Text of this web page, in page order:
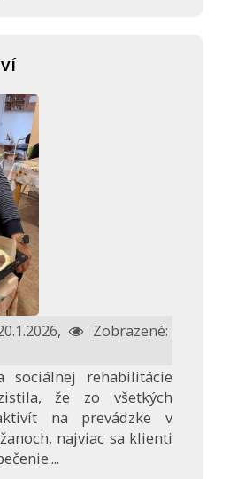
Zobrazené:
sociálnej rehabilitácie
že zo všetkých
na prevádzke v
najviac sa klienti